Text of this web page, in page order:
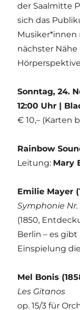
der Saalmitte
sich das
Musiker*innen
nächster
Sonntag, 24.
12:00 Uhr |
€ 10,– (Karten
Rainbow
Leitung: Mary
Emilie Mayer
Symphonie Nr.
(1850,
Berlin – es
Einspielung
Mel Bonis
Les Gitanos
op. 15/3 für